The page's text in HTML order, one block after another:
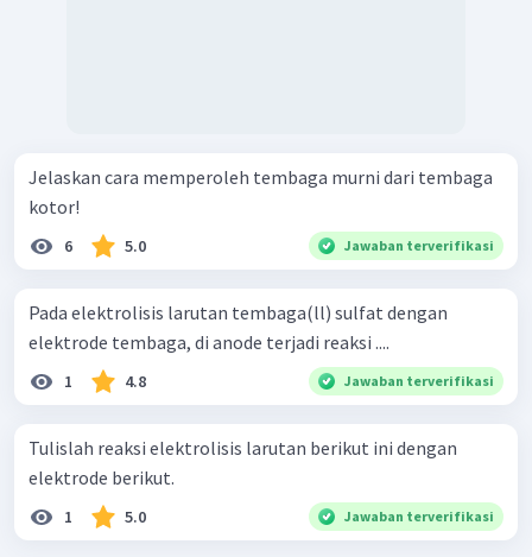
Jelaskan cara memperoleh tembaga murni dari tembaga
kotor!
6 5.0 Jawaban terverifikasi
Pada elektrolisis larutan tembaga(ll) sulfat dengan
elektrode tembaga, di anode terjadi reaksi ....
1 4.8 Jawaban terverifikasi
Tulislah reaksi elektrolisis larutan berikut ini dengan
elektrode berikut.
1 5.0 Jawaban terverifikasi